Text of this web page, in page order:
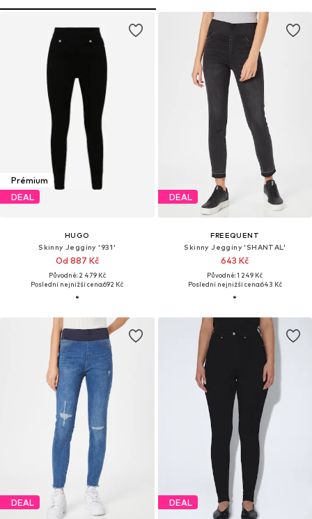
Prémium
DEAL
HUGO
Skinny Jeggíny '931'
Od 887 Kč
Původně: 2 479 Kč
Poslední nejnižší cena:692 Kč
DEAL
FREEQUENT
Skinny Jeggíny 'SHANTAL'
643 Kč
Původně: 1 249 Kč
Poslední nejnižší cena:643 Kč
DEAL DEAL